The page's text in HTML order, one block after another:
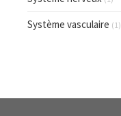
Système vasculaire (1)